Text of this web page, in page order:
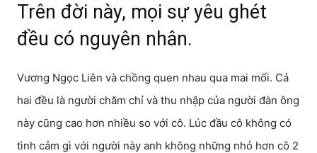
Trên đời này, mọi sự yêu ghét
đều có nguyên nhân.
Vương Ngọc Liên và chồng quen nhau qua mai mối. Cả
hai đều là người chăm chỉ và thu nhập của người đàn ông
này cũng cao hơn nhiều so với cô. Lúc đầu cô không có
tình cảm gì với người này anh không những nhỏ hơn cô 2